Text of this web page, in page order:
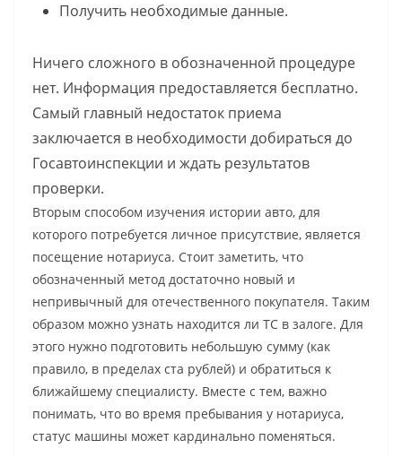
Получить необходимые данные.
Ничего сложного в обозначенной процедуре
нет. Информация предоставляется бесплатно.
Самый главный недостаток приема
заключается в необходимости добираться до
Госавтоинспекции и ждать результатов
проверки.
Вторым способом изучения истории авто, для
которого потребуется личное присутствие, является
посещение нотариуса. Стоит заметить, что
обозначенный метод достаточно новый и
непривычный для отечественного покупателя. Таким
образом можно узнать находится ли ТС в залоге. Для
этого нужно подготовить небольшую сумму (как
правило, в пределах ста рублей) и обратиться к
ближайшему специалисту. Вместе с тем, важно
понимать, что во время пребывания у нотариуса,
статус машины может кардинально поменяться.